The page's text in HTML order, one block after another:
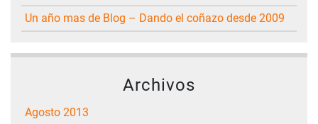
Un año mas de Blog – Dando el coñazo desde 2009
Archivos
agosto 2013